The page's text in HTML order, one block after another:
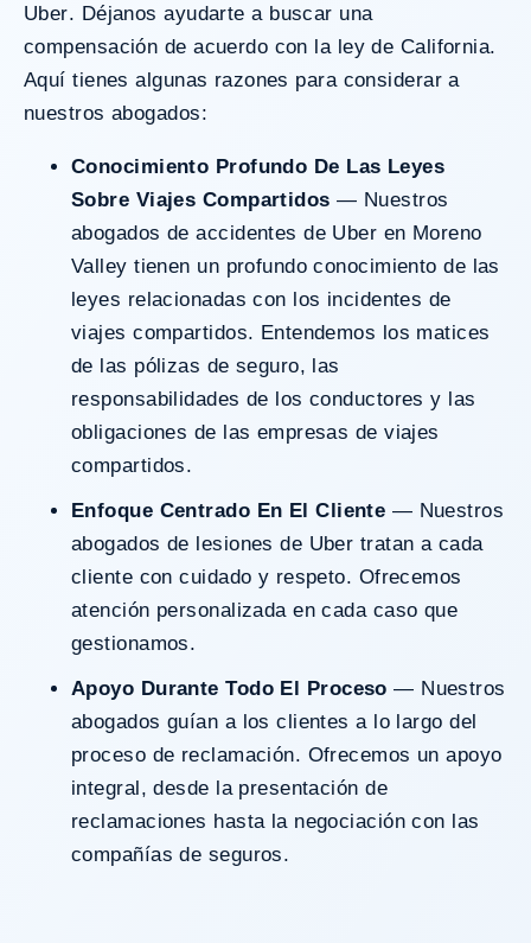
Uber. Déjanos ayudarte a buscar una
compensación de acuerdo con la ley de California.
Aquí tienes algunas razones para considerar a
nuestros abogados:
Conocimiento Profundo De Las Leyes
Sobre Viajes Compartidos — Nuestros
abogados de accidentes de Uber en Moreno
Valley tienen un profundo conocimiento de las
leyes relacionadas con los incidentes de
viajes compartidos. Entendemos los matices
de las pólizas de seguro, las
responsabilidades de los conductores y las
obligaciones de las empresas de viajes
compartidos.
Enfoque Centrado En El Cliente — Nuestros
abogados de lesiones de Uber tratan a cada
cliente con cuidado y respeto. Ofrecemos
atención personalizada en cada caso que
gestionamos.
Apoyo Durante Todo El Proceso — Nuestros
abogados guían a los clientes a lo largo del
proceso de reclamación. Ofrecemos un apoyo
integral, desde la presentación de
reclamaciones hasta la negociación con las
compañías de seguros.